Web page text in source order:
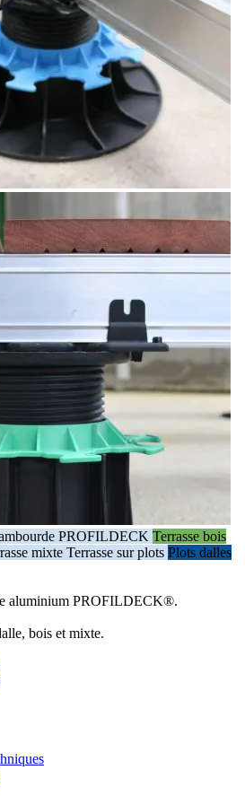
PROFILDECK Terrasse bois
mixte Terrasse sur plots Plots dalles
aluminium PROFILDECK®.
bois et mixte.